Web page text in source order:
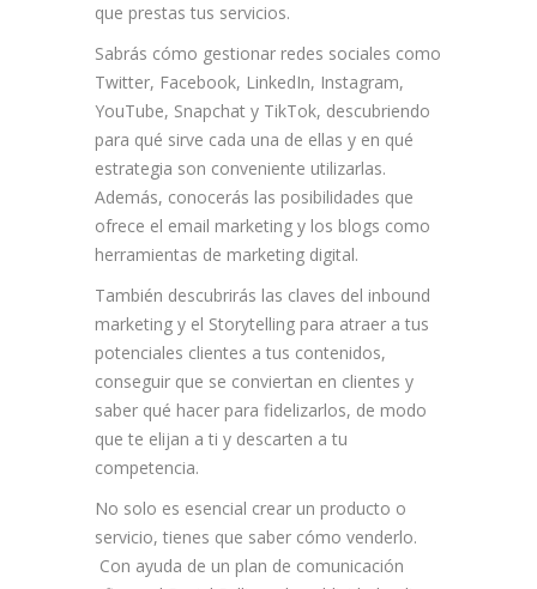
que prestas tus servicios.
Sabrás cómo gestionar redes sociales como
Twitter, Facebook, LinkedIn, Instagram,
YouTube, Snapchat y TikTok, descubriendo
para qué sirve cada una de ellas y en qué
estrategia son conveniente utilizarlas.
Además, conocerás las posibilidades que
ofrece el email marketing y los blogs como
herramientas de marketing digital.
También descubrirás las claves del inbound
marketing y el Storytelling para atraer a tus
potenciales clientes a tus contenidos,
conseguir que se conviertan en clientes y
saber qué hacer para fidelizarlos, de modo
que te elijan a ti y descarten a tu
competencia.
No solo es esencial crear un producto o
servicio, tienes que saber cómo venderlo.
Con ayuda de un plan de comunicación